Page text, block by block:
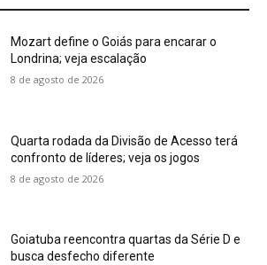
Mozart define o Goiás para encarar o
Londrina; veja escalação
8 de agosto de 2026
Quarta rodada da Divisão de Acesso terá
confronto de líderes; veja os jogos
8 de agosto de 2026
Goiatuba reencontra quartas da Série D e
busca desfecho diferente